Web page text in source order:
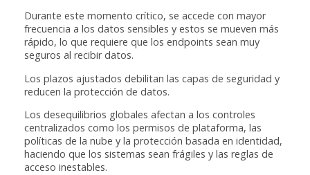
Durante este momento crítico, se accede con mayor
frecuencia a los datos sensibles y estos se mueven más
rápido, lo que requiere que los endpoints sean muy
seguros al recibir datos.
Los plazos ajustados debilitan las capas de seguridad y
reducen la protección de datos.
Los desequilibrios globales afectan a los controles
centralizados como los permisos de plataforma, las
políticas de la nube y la protección basada en identidad,
haciendo que los sistemas sean frágiles y las reglas de
acceso inestables.